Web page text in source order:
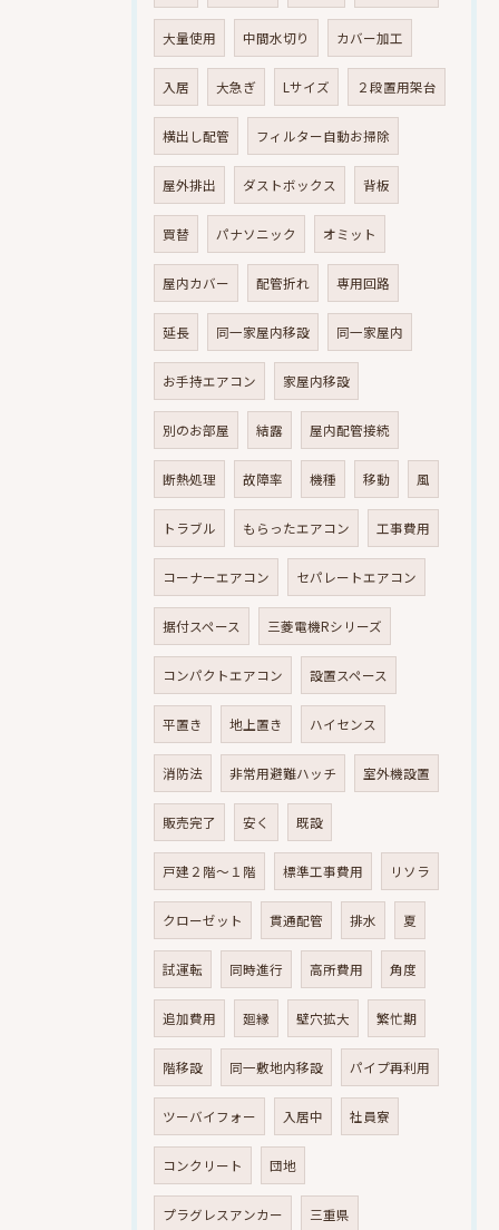
大量使用 中間水切り カバー加工
入居 大急ぎ Lサイズ ２段置用架台
横出し配管 フィルター自動お掃除
屋外排出 ダストボックス 背板
買替 パナソニック オミット
屋内カバー 配管折れ 専用回路
延長 同一家屋内移設 同一家屋内
お手持エアコン 家屋内移設
別のお部屋 結露 屋内配管接続
断熱処理 故障率 機種 移動 風
トラブル もらったエアコン 工事費用
コーナーエアコン セパレートエアコン
据付スペース 三菱電機Rシリーズ
コンパクトエアコン 設置スペース
平置き 地上置き ハイセンス
消防法 非常用避難ハッチ 室外機設置
販売完了 安く 既設
戸建２階～１階 標準工事費用 リソラ
クローゼット 貫通配管 排水 夏
試運転 同時進行 高所費用 角度
追加費用 廻縁 壁穴拡大 繁忙期
階移設 同一敷地内移設 パイプ再利用
ツーバイフォー 入居中 社員寮
コンクリート 団地
プラグレスアンカー 三重県